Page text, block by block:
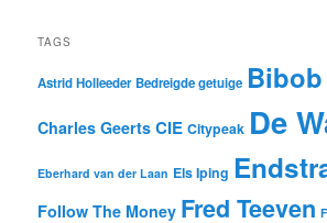
TAGS
Astrid Holleeder Bedreigde getuige Bibob
Charles Geerts CIE Citypeak De
Eberhard van der Laan Els Iping
Follow The Money Fred Teeven